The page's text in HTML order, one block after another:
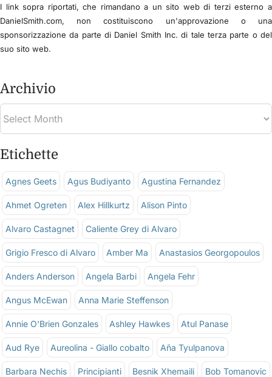
I link sopra riportati, che rimandano a un sito web di terzi esterno a
DanielSmith.com, non costituiscono un'approvazione o una
sponsorizzazione da parte di Daniel Smith Inc. di tale terza parte o del
suo sito web.
Archivio
Etichette
Agnes Geets Agus Budiyanto Agustina Fernandez
Ahmet Ogreten Alex Hillkurtz Alison Pinto
Alvaro Castagnet Caliente Grey di Alvaro
Grigio Fresco di Alvaro Amber Ma Anastasios Georgopoulos
Anders Anderson Angela Barbi Angela Fehr
Angus McEwan Anna Marie Steffenson
Annie O'Brien Gonzales Ashley Hawkes Atul Panase
Aud Rye Aureolina - Giallo cobalto Aña Tyulpanova
Barbara Nechis Principianti Besnik Xhemaili Bob Tomanovic